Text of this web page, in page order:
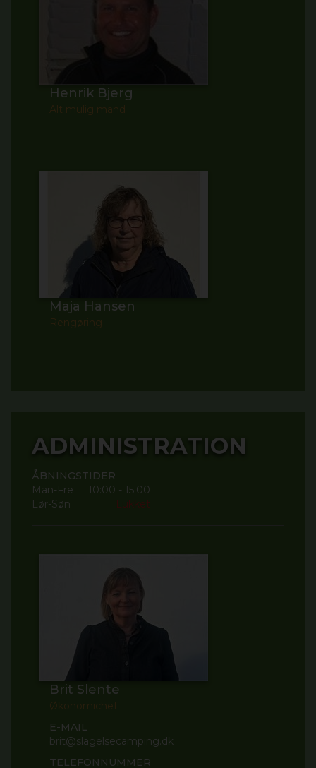
Henrik Bjerg
Alt mulig mand
Maja Hansen
Rengøring
ADMINISTRATION
ÅBNINGSTIDER
Man-Fre
10:00 - 15:00
Lør-Søn
Lukket
Brit Slente
Økonomichef
E-MAIL
brit@slagelsecamping.dk
TELEFONNUMMER